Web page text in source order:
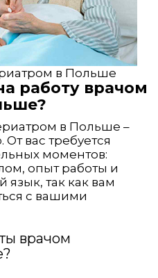
в Польше
работу врачом
в Польше –
вас требуется
моментов:
опыт работы и
язык, так как вам
с вашими
врачом